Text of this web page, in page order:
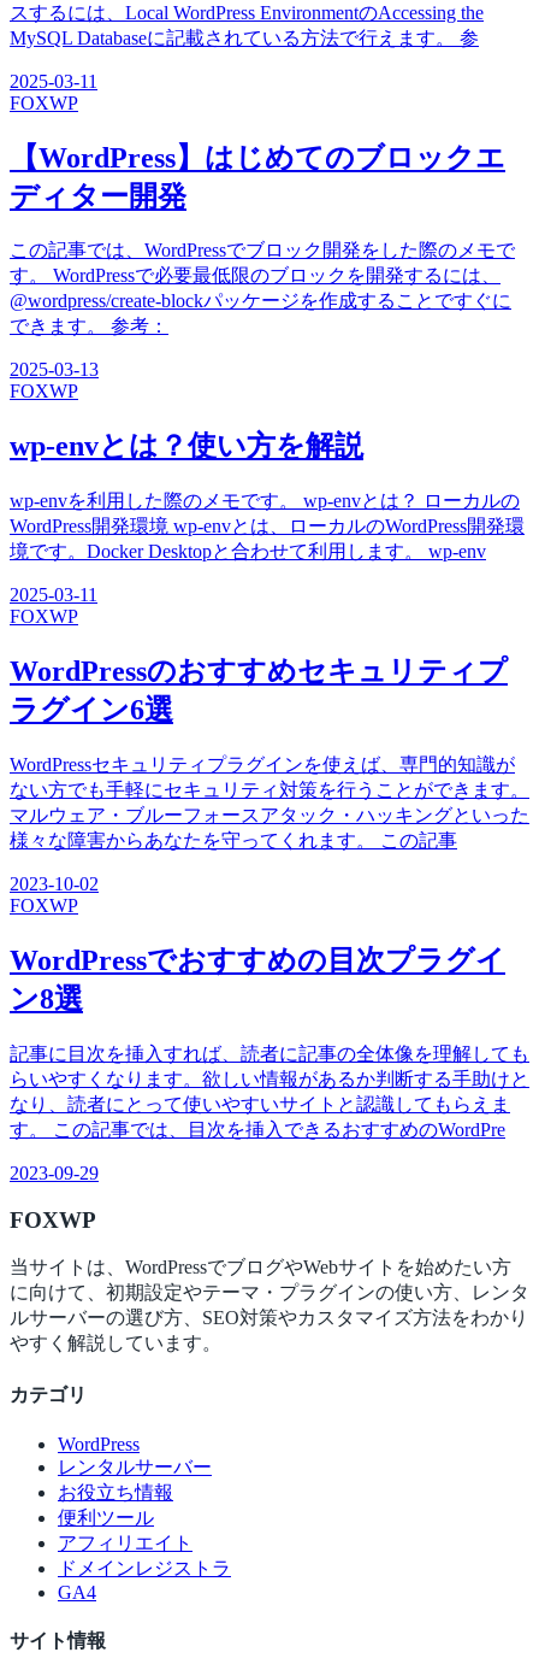
スするには、Local WordPress EnvironmentのAccessing the
MySQL Databaseに記載されている方法で行えます。 参
2025-03-11
FOXWP
【WordPress】はじめてのブロックエ
ディター開発
この記事では、WordPressでブロック開発をした際のメモで
す。 WordPressで必要最低限のブロックを開発するには、
@wordpress/create-blockパッケージを作成することですぐに
できます。 参考：
2025-03-13
FOXWP
wp-envとは？使い方を解説
wp-envを利用した際のメモです。 wp-envとは？ ローカルの
WordPress開発環境 wp-envとは、ローカルのWordPress開発環
境です。Docker Desktopと合わせて利用します。 wp-env
2025-03-11
FOXWP
WordPressのおすすめセキュリティプ
ラグイン6選
WordPressセキュリティプラグインを使えば、専門的知識が
ない方でも手軽にセキュリティ対策を行うことができます。
マルウェア・ブルーフォースアタック・ハッキングといった
様々な障害からあなたを守ってくれます。 この記事
2023-10-02
FOXWP
WordPressでおすすめの目次プラグイ
ン8選
記事に目次を挿入すれば、読者に記事の全体像を理解しても
らいやすくなります。欲しい情報があるか判断する手助けと
なり、読者にとって使いやすいサイトと認識してもらえま
す。 この記事では、目次を挿入できるおすすめのWordPre
2023-09-29
FOXWP
当サイトは、WordPressでブログやWebサイトを始めたい方
に向けて、初期設定やテーマ・プラグインの使い方、レンタ
ルサーバーの選び方、SEO対策やカスタマイズ方法をわかり
やすく解説しています。
カテゴリ
WordPress
レンタルサーバー
お役立ち情報
便利ツール
アフィリエイト
ドメインレジストラ
GA4
サイト情報